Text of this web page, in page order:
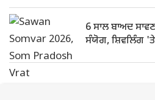
6 ਸਾਲ ਬਾਅਦ
ਸੰਯੋਗ, ਸ਼ਿਵਲਿੰਗ 'ਤੇ